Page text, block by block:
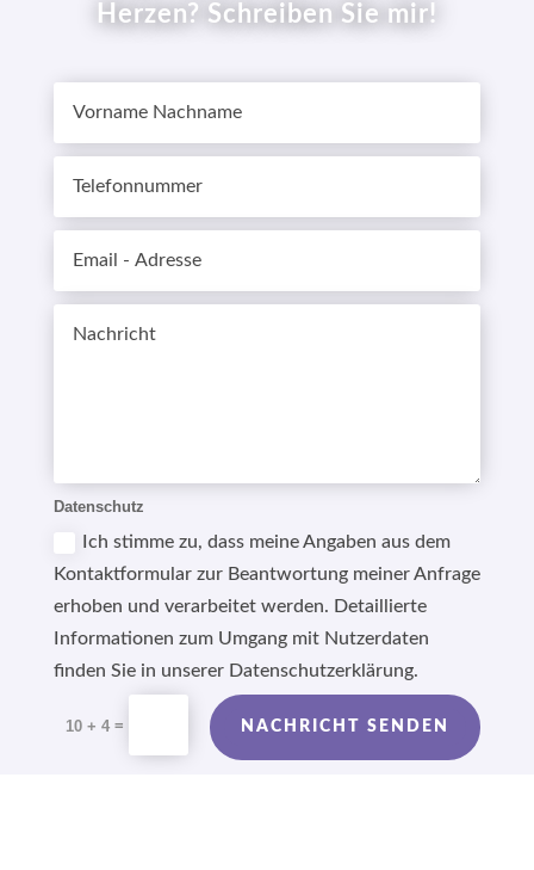
Herzen? Schreiben Sie mir!
Datenschutz
Ich stimme zu, dass meine Angaben aus dem
Kontaktformular zur Beantwortung meiner Anfrage
erhoben und verarbeitet werden. Detaillierte
Informationen zum Umgang mit Nutzerdaten
finden Sie in unserer Datenschutzerklärung.
10 + 4 = NACHRICHT SENDEN